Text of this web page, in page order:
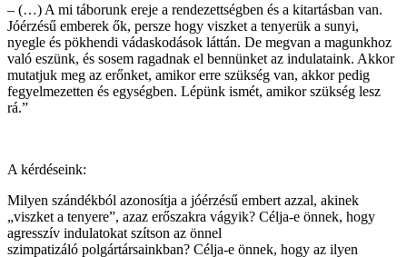
– (…) A mi táborunk ereje a rendezettségben és a kitartásban van.
Jóérzésű emberek ők, persze hogy viszket a tenyerük a sunyi,
nyegle és pökhendi vádaskodások láttán. De megvan a magunkhoz
való eszünk, és sosem ragadnak el bennünket az indulataink. Akkor
mutatjuk meg az erőnket, amikor erre szükség van, akkor pedig
fegyelmezetten és egységben. Lépünk ismét, amikor szükség lesz
rá.”
A kérdéseink:
Milyen szándékból azonosítja a jóérzésű embert azzal, akinek
„viszket a tenyere”, azaz erőszakra vágyik? Célja-e önnek, hogy
agresszív indulatokat szítson az önnel
szimpatizáló polgártársainkban? Célja-e önnek, hogy az ilyen